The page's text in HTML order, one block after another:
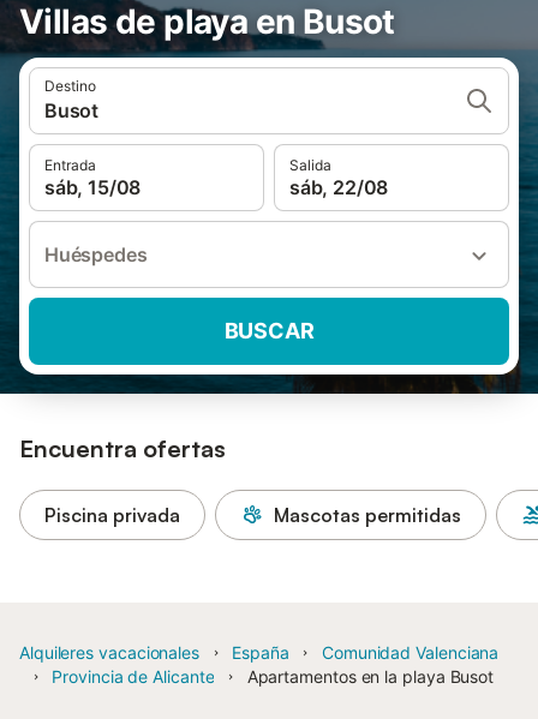
Villas de playa en Busot
Destino
Busot
Entrada
sáb, 15/08
Salida
sáb, 22/08
Huéspedes
BUSCAR
Encuentra ofertas
Piscina privada Mascotas permitidas
Alquileres vacacionales España
Comunidad Valenciana
Provincia de Alicante
Apartamentos en la playa Busot